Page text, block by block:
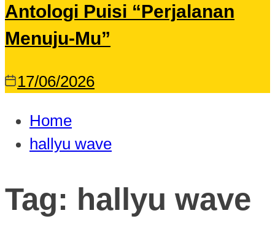
Antologi Puisi “Perjalanan
Menuju-Mu”
17/06/2026
Home
hallyu wave
Tag: hallyu wave